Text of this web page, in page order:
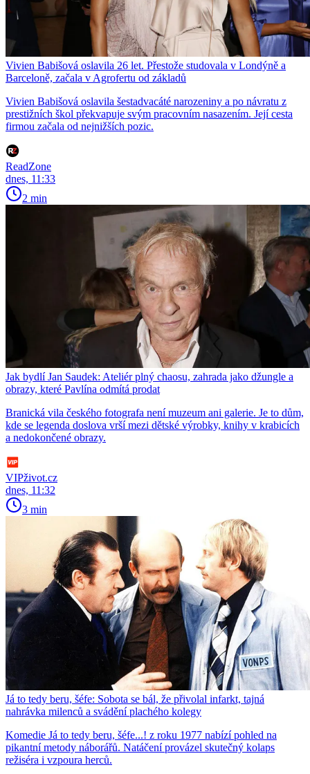
Vivien Babišová oslavila 26 let. Přestože studovala v Londýně a
Barceloně, začala v Agrofertu od základů
Vivien Babišová oslavila šestadvacáté narozeniny a po návratu z
prestižních škol překvapuje svým pracovním nasazením. Její cesta
firmou začala od nejnižších pozic.
ReadZone
dnes, 11:33
2 min
Jak bydlí Jan Saudek: Ateliér plný chaosu, zahrada jako džungle a
obrazy, které Pavlína odmítá prodat
Branická vila českého fotografa není muzeum ani galerie. Je to dům,
kde se legenda doslova vrší mezi dětské výrobky, knihy v krabicích
a nedokončené obrazy.
VIPživot.cz
dnes, 11:32
3 min
Já to tedy beru, šéfe: Sobota se bál, že přivolal infarkt, tajná
nahrávka milenců a svádění plachého kolegy
Komedie Já to tedy beru, šéfe...! z roku 1977 nabízí pohled na
pikantní metody náborářů. Natáčení provázel skutečný kolaps
režiséra i vzpoura herců.